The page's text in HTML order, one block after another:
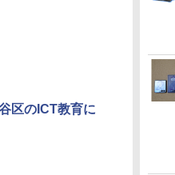
区のICT教育に